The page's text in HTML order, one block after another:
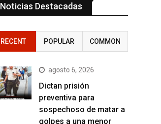
Noticias Destacadas
RECENT POPULAR COMMON
agosto 6, 2026
Dictan prisión
preventiva para
sospechoso de matar a
golpes a una menor